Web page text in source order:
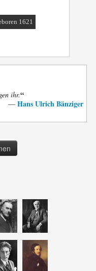
1621
ihr.“
— Hans Ulrich Bänziger